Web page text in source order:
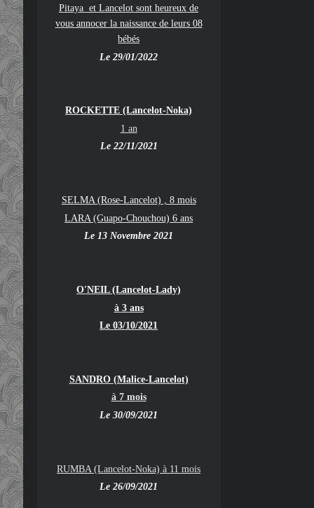
Pitaya et Lancelot sont heureux de
vous annocer la naissance de leurs 08
bébés
Le 29/01/2022
ROCKETTE (Lancelot-Noka)
1 an
Le 22/11/2021
SELMA (Rose-Lancelot) , 8 mois
LARA (Guapo-Chouchou) 6 ans
Le 13 Novembre 2021
O'NEIL (Lancelot-Lady)
à 3 ans
Le 03/10/2021
SANDRO (Malice-Lancelot)
à 7 mois
Le 30/09/2021
RUMBA (Lancelot-Noka) à 11 mois
Le 26/09/2021